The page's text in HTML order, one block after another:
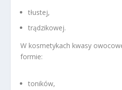
tłustej,
trądzikowej.
W kosmetykach kwasy
formie:
toników,